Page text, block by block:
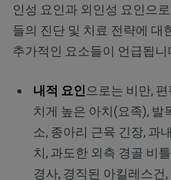
인성 요인과 외인성 요인으
들의 진단 및 치료 전략에 대
추가적인 요소들이 언급됩니
내적 요인으로는 비만,
치게 높은 아치(요족), 발
소, 종아리 근육 긴장, 과
치, 과도한 외측 경골 비
경사, 경직된 아킬레스건,